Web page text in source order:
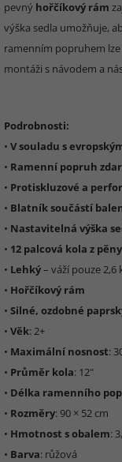
pevný hořčíkový rám
výška sedla umožňuje,
ramenním popruhem
montáži s návodem a
Podrobnosti:
• V souladu s
• Ramenní popruh
• Protiskluzové a
• Blatník součástí
• Nastavitelná výška
• 12 palcová kola z pěny
• Lehký– váží pouze 2,6
• Hořčíkový rám
• Silné, ozdobné
• Věk: 2+
• Maximální nosnost:
• Průměr kola: 12"
• Délka ramenního
• Rozměry: 90 × 52 cm
• Hmotnost s obalem:
• Barva: růžová